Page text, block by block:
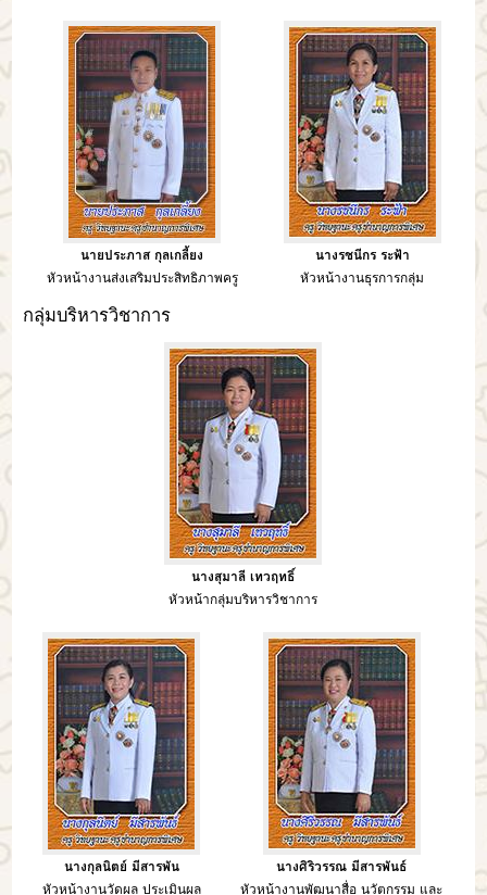
นายประภาส กุลเกลี้ยง
หัวหน้างานส่งเสริมประสิทธิภาพครู
นางรชนีกร ระฟ้า
หัวหน้างานธุรการกลุ่ม
กลุ่มบริหารวิชาการ
นางสุมาลี เทวฤทธิ์
หัวหน้ากลุ่มบริหารวิชาการ
นางกุลนิตย์ มีสารพัน
หัวหน้างานวัดผล ประเมินผล
นางศิริวรรณ มีสารพันธ์
หัวหน้างานพัฒนาสื่อ นวัตกรรม และ